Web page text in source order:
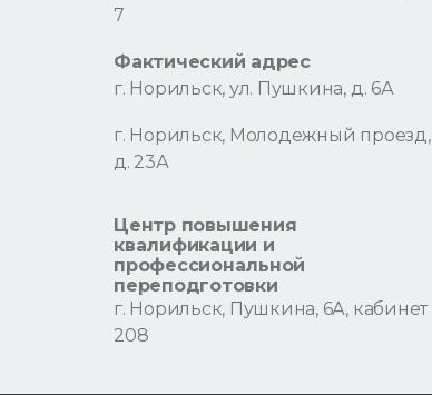
7
Фактический адрес
г. Норильск, ул. Пушкина, д. 6А
г. Норильск, Молодежный проезд,
д. 23А
Центр повышения
квалификации и
профессиональной
переподготовки
г. Норильск, Пушкина, 6А, кабинет
208